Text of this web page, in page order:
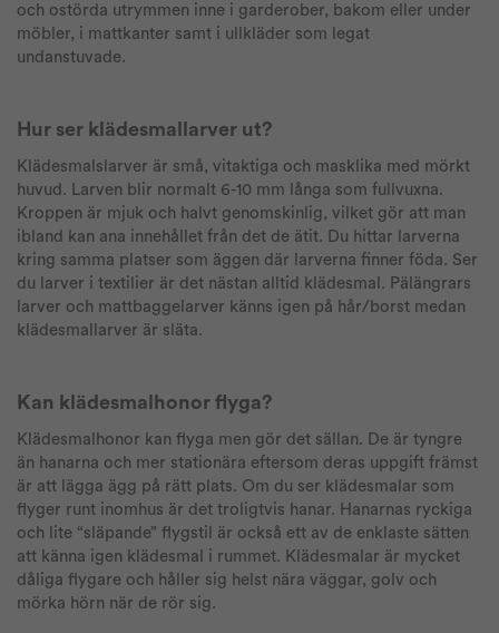
och ostörda utrymmen inne i garderober, bakom eller under
möbler, i mattkanter samt i ullkläder som legat
undanstuvade.
Hur ser klädesmallarver ut?
Klädesmalslarver är små, vitaktiga och masklika med mörkt
huvud. Larven blir normalt 6-10 mm långa som fullvuxna.
Kroppen är mjuk och halvt genomskinlig, vilket gör att man
ibland kan ana innehållet från det de ätit. Du hittar larverna
kring samma platser som äggen där larverna finner föda. Ser
du larver i textilier är det nästan alltid klädesmal. Pälängrars
larver och mattbaggelarver känns igen på hår/borst medan
klädesmallarver är släta.
Kan klädesmalhonor flyga?
Klädesmalhonor kan flyga men gör det sällan. De är tyngre
än hanarna och mer stationära eftersom deras uppgift främst
är att lägga ägg på rätt plats. Om du ser klädesmalar som
flyger runt inomhus är det troligtvis hanar. Hanarnas ryckiga
och lite “släpande” flygstil är också ett av de enklaste sätten
att känna igen klädesmal i rummet. Klädesmalar är mycket
dåliga flygare och håller sig helst nära väggar, golv och
mörka hörn när de rör sig.